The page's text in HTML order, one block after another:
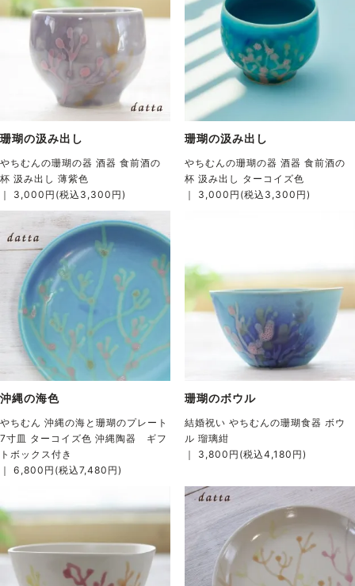
珊瑚の汲み出し
やちむんの珊瑚の器 酒器 食前酒の
杯 汲み出し 薄紫色
｜ 3,000円(税込3,300円)
珊瑚の汲み出し
やちむんの珊瑚の器 酒器 食前酒の
杯 汲み出し ターコイズ色
｜ 3,000円(税込3,300円)
沖縄の海色
やちむん 沖縄の海と珊瑚のプレート
7寸皿 ターコイズ色 沖縄陶器 ギフ
トボックス付き
｜ 6,800円(税込7,480円)
珊瑚のボウル
結婚祝い やちむんの珊瑚食器 ボウ
ル 瑠璃紺
｜ 3,800円(税込4,180円)